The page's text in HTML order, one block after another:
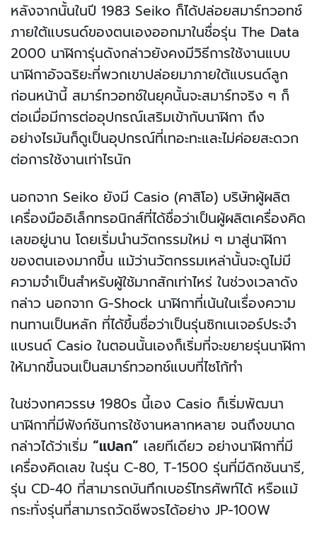
หลังจากนั้นในปี 1983 Seiko ก็ได้ปล่อยสมาร์ทวอทช์
ภายใต้แบรนด์ของตนเองออกมาในชื่อรุ่น The Data
2000 นาฬิการุ่นดังกล่าวยังคงมีวิธีการใช้งานแบบ
นาฬิกาอัจฉริยะที่พวกเขาปล่อยมาภายใต้แบรนด์ลูก
ก่อนหน้านี้ สมาร์ทวอทช์ในยุคนั้นจะสมาร์ทจริง ๆ ก็
ต่อเมื่อมีการต่ออุปกรณ์เสริมเข้ากับนาฬิกา ถึง
อย่างไรมันก็ดูเป็นอุปกรณ์ที่เทอะทะและไม่ค่อยสะดวก
ต่อการใช้งานเท่าไรนัก
นอกจาก Seiko ยังมี Casio (คาสิโอ) บริษัทผู้ผลิต
เครื่องมืออิเล็กทรอนิกส์ที่ได้ชื่อว่าเป็นผู้ผลิตเครื่องคิด
เลขอยู่นาน โดยเริ่มนำนวัตกรรมใหม่ ๆ มาสู่นาฬิกา
ของตนเองมากขึ้น แม้ว่านวัตกรรมเหล่านั้นจะดูไม่มี
ความจำเป็นสำหรับผู้ใช้มากสักเท่าไหร่ ในช่วงเวลาดัง
กล่าว นอกจาก G-Shock นาฬิกาที่เน้นในเรื่องความ
ทนทานเป็นหลัก ที่ได้ขึ้นชื่อว่าเป็นรุ่นซิกเนเจอร์ประจำ
แบรนด์ Casio ในตอนนั้นเองก็เริ่มที่จะขยายรุ่นนาฬิกา
ให้มากขึ้นจนเป็นสมาร์ทวอทช์แบบที่ไซโก้ทำ
ในช่วงทศวรรษ 1980s นี้เอง Casio ก็เริ่มพัฒนา
นาฬิกาที่มีฟังก์ชันการใช้งานหลากหลาย จนถึงขนาด
กล่าวได้ว่าเริ่ม “แปลก” เลยทีเดียว อย่างนาฬิกาที่มี
เครื่องคิดเลข ในรุ่น C-80, T-1500 รุ่นที่มีดิกชันนารี,
รุ่น CD-40 ที่สามารถบันทึกเบอร์โทรศัพท์ได้ หรือแม้
กระทั่งรุ่นที่สามารถวัดชีพจรได้อย่าง JP-100W